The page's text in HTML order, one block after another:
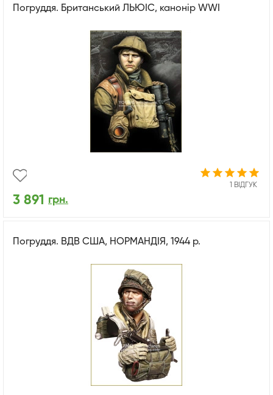
Погруддя. Британський ЛЬЮІС, канонір WWI
1 ВІДГУК
3 891 грн.
Погруддя. ВДВ США, НОРМАНДІЯ, 1944 р.